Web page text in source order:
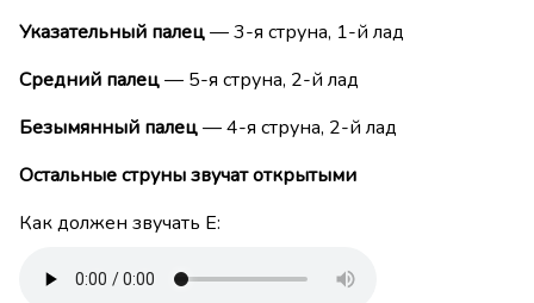
Указательный палец— 3-я струна, 1-й лад
Средний палец— 5-я струна, 2-й лад
Безымянный палец— 4-я струна, 2-й лад
Остальные струны звучат открытыми
Как должен звучать E: